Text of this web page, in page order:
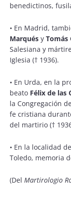
benedictinos,
• En Madrid,
Marqués y Tomás
Salesiana y
Iglesia († 1936).
• En Urda, en la
beato Félix de las
la Congregación
fe cristiana
del martirio (†
• En la localidad
Toledo, memoria
(Del Martirologio